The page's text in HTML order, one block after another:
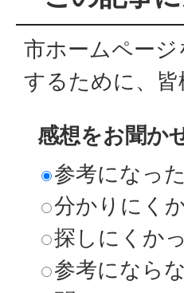
市ホームペー
するために、
感想をお聞か
参考になった
分かりにく
探しにくか
参考になら